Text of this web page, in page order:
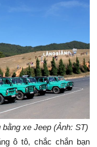
xe Jeep (Ảnh: ST)
ô tô, chắc chắn bạn